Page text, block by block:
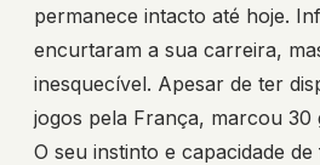
permanece intacto até hoje.
encurtaram a sua carreira,
inesquecível. Apesar de ter
jogos pela França, marcou 30
O seu instinto e capacidade de